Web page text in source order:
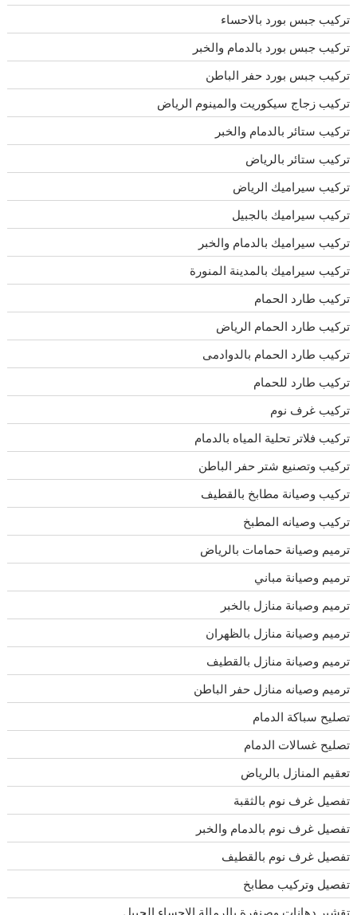
تركيب جبس بورد بالاحساء
تركيب جبس بورد بالدمام والخبر
تركيب جبس بورد حفر الباطن
تركيب زجاج سيكوريت والمينوم الرياض
تركيب ستائر بالدمام والخبر
تركيب ستائر بالرياض
تركيب سيراميك الرياض
تركيب سيراميك بالجبيل
تركيب سيراميك بالدمام والخبر
تركيب سيراميك بالمدينة المنورة
تركيب طارد الحمام
تركيب طارد الحمام الرياض
تركيب طارد الحمام بالدوادمى
تركيب طارد للحمام
تركيب غرف نوم
تركيب فلاتر تحلية المياه بالدمام
تركيب وتصنيع شتر حفر الباطن
تركيب وصيانة مطابخ بالقطيف
تركيب وصيانه المطبخ
ترميم وصيانة حمامات بالرياض
ترميم وصيانة مباني
ترميم وصيانة منازل بالخبر
ترميم وصيانة منازل بالظهران
ترميم وصيانة منازل بالقطيف
ترميم وصيانه منازل حفر الباطن
تصليح سباكة الدمام
تصليح غسالات الدمام
تعقيم المنازل بالرياض
تفصيل غرف نوم بالثقبة
تفصيل غرف نوم بالدمام والخبر
تفصيل غرف نوم بالقطيف
تفصيل وتركيب مطابخ
تقشير دهانات وصنفرة بالرمالة الاحساء الجبيل